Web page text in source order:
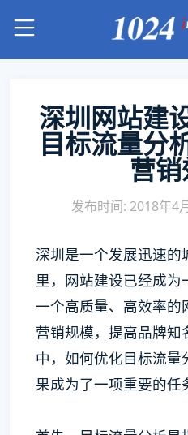
深圳网站建
目标流量分
营
发布时间: 2018年4
深圳是一个发展迅速的
里，网站建设已经成
一个高质量、高效率的
营销规模，提高品牌知
中，如何优化目标流
果成为了一项重要的任